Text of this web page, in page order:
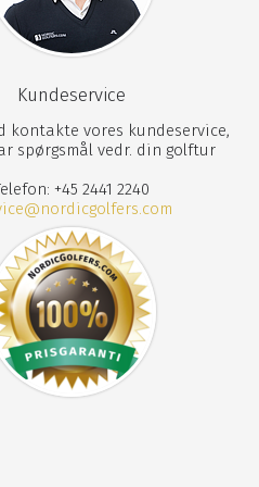
til et stort udvalg af lækre
spaområde og blot nyde
af eller tage en svømmetur i
linksbane, forkæl dine smagsløg
Kundeservice
kontakte vores kundeservice,
spørgsmål vedr. din golftur
+45 2441 2240